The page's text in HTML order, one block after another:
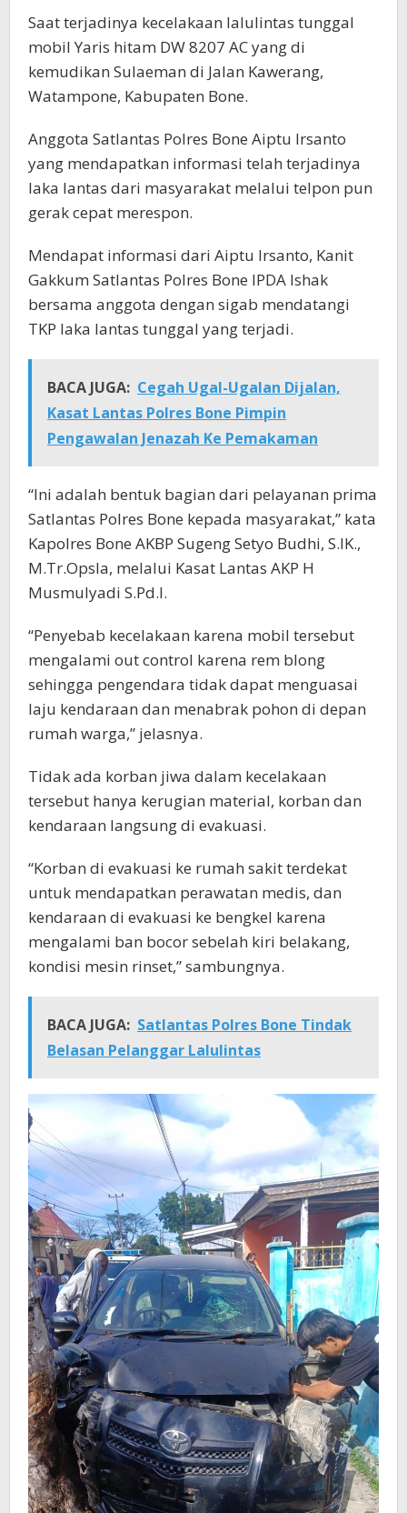
Saat terjadinya kecelakaan lalulintas tunggal
mobil Yaris hitam DW 8207 AC yang di
kemudikan Sulaeman di Jalan Kawerang,
Watampone, Kabupaten Bone.
Anggota Satlantas Polres Bone Aiptu Irsanto
yang mendapatkan informasi telah terjadinya
laka lantas dari masyarakat melalui telpon pun
gerak cepat merespon.
Mendapat informasi dari Aiptu Irsanto, Kanit
Gakkum Satlantas Polres Bone IPDA Ishak
bersama anggota dengan sigab mendatangi
TKP laka lantas tunggal yang terjadi.
BACA JUGA: Cegah Ugal-Ugalan Dijalan,
Kasat Lantas Polres Bone Pimpin
Pengawalan Jenazah Ke Pemakaman
“Ini adalah bentuk bagian dari pelayanan prima
Satlantas Polres Bone kepada masyarakat,” kata
Kapolres Bone AKBP Sugeng Setyo Budhi, S.IK.,
M.Tr.Opsla, melalui Kasat Lantas AKP H
Musmulyadi S.Pd.I.
“Penyebab kecelakaan karena mobil tersebut
mengalami out control karena rem blong
sehingga pengendara tidak dapat menguasai
laju kendaraan dan menabrak pohon di depan
rumah warga,” jelasnya.
Tidak ada korban jiwa dalam kecelakaan
tersebut hanya kerugian material, korban dan
kendaraan langsung di evakuasi.
“Korban di evakuasi ke rumah sakit terdekat
untuk mendapatkan perawatan medis, dan
kendaraan di evakuasi ke bengkel karena
mengalami ban bocor sebelah kiri belakang,
kondisi mesin rinset,” sambungnya.
BACA JUGA: Satlantas Polres Bone Tindak
Belasan Pelanggar Lalulintas